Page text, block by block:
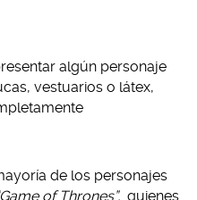
algún personaje
vestuarios o látex,
de los personajes
of Thrones”, quienes